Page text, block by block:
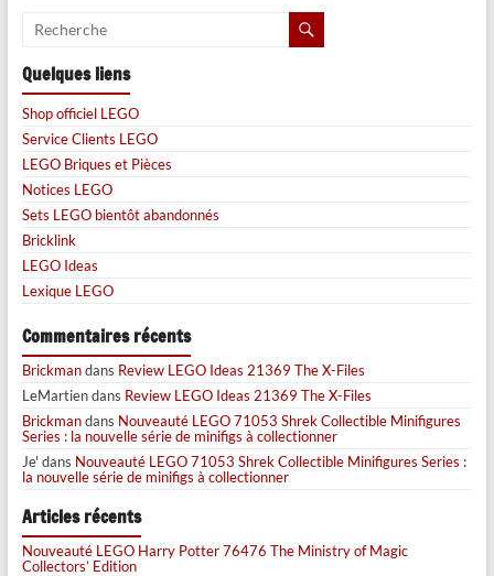
Quelques liens
Shop officiel LEGO
Service Clients LEGO
LEGO Briques et Pièces
Notices LEGO
Sets LEGO bientôt abandonnés
Bricklink
LEGO Ideas
Lexique LEGO
Commentaires récents
Brickmandans Review LEGO Ideas 21369 The X-Files
LeMartiendans Review LEGO Ideas 21369 The X-Files
Brickmandans Nouveauté LEGO 71053 Shrek Collectible Minifigures
Series : la nouvelle série de minifigs à collectionner
Je' dans Nouveauté LEGO 71053 Shrek Collectible Minifigures Series :
la nouvelle série de minifigs à collectionner
Articles récents
Nouveauté LEGO Harry Potter 76476 The Ministry of Magic
Collectors’ Edition